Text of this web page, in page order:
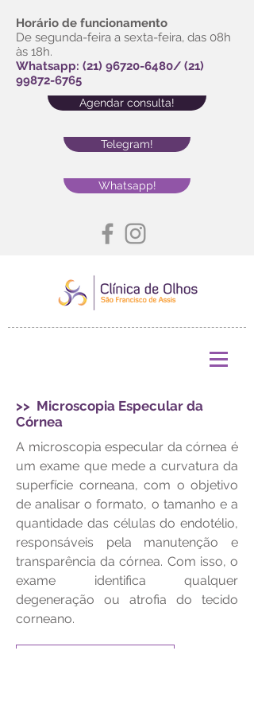
Horário de funcionamento
De segunda-feira a sexta-feira, das 08h
às 18h.
Whatsapp: (21) 96720-6480/ (21)
99872-6765
Agendar consulta!
Telegram!
Whatsapp!
>> Microscopia Especular da
Córnea
A microscopia especular da córnea é
um exame que mede a curvatura da
superfície corneana, com o objetivo
de analisar o formato, o tamanho e a
quantidade das células do endotélio,
responsáveis pela manutenção e
transparência da córnea. Com isso, o
exame identifica qualquer
degeneração ou atrofia do tecido
corneano.